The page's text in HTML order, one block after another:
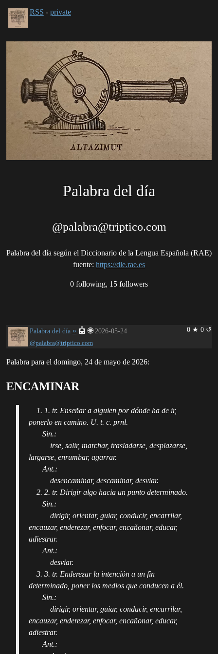
RSS - private
Palabra del día
@palabra@triptico.com
Palabra del día según el Diccionario de la Lengua Española (RAE)
fuente: https://dle.rae.es
0 following, 15 followers
0 ★ 0 ↺
Palabra del día » 🤖 🌐 2026-05-24
@palabra@triptico.com
Palabra para el domingo, 24 de mayo de 2026:
ENCAMINAR
1. 1. tr. Enseñar a alguien por dónde ha de ir,
ponerlo en camino. U. t. c. prnl.
Sin.:
irse, salir, marchar, trasladarse, desplazarse,
largarse, enrumbar, agarrar.
Ant.:
desencaminar, descaminar, desviar.
2. 2. tr. Dirigir algo hacia un punto determinado.
Sin.:
dirigir, orientar, guiar, conducir, encarrilar,
encauzar, enderezar, enfocar, encañonar, educar,
adiestrar.
Ant.:
desviar.
3. 3. tr. Enderezar la intención a un fin
determinado, poner los medios que conducen a él.
Sin.:
dirigir, orientar, guiar, conducir, encarrilar,
encauzar, enderezar, enfocar, encañonar, educar,
adiestrar.
Ant.: